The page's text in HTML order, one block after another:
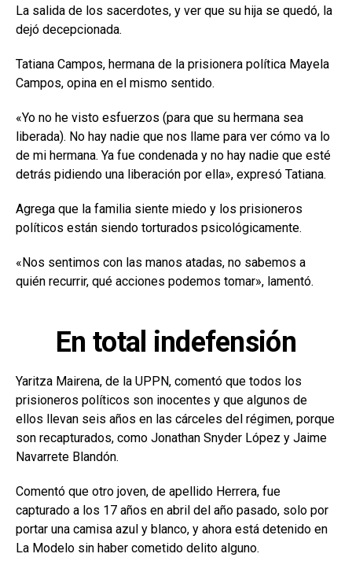
La salida de los sacerdotes, y ver que su hija se quedó, la
dejó decepcionada.
Tatiana Campos, hermana de la prisionera política Mayela
Campos, opina en el mismo sentido.
«Yo no he visto esfuerzos (para que su hermana sea
liberada). No hay nadie que nos llame para ver cómo va lo
de mi hermana. Ya fue condenada y no hay nadie que esté
detrás pidiendo una liberación por ella», expresó Tatiana.
Agrega que la familia siente miedo y los prisioneros
políticos están siendo torturados psicológicamente.
«Nos sentimos con las manos atadas, no sabemos a
quién recurrir, qué acciones podemos tomar», lamentó.
En total indefensión
Yaritza Mairena, de la UPPN, comentó que todos los
prisioneros políticos son inocentes y que algunos de
ellos llevan seis años en las cárceles del régimen, porque
son recapturados, como Jonathan Snyder López y Jaime
Navarrete Blandón.
Comentó que otro joven, de apellido Herrera, fue
capturado a los 17 años en abril del año pasado, solo por
portar una camisa azul y blanco, y ahora está detenido en
La Modelo sin haber cometido delito alguno.